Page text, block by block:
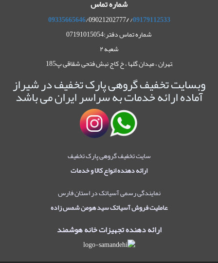
شماره تماس
09179112533
/
/
09335665646/09021202777
شماره تماس دفتر:07191015054
شعبه ۲
,تهران ، میدان گلها ، خ کاج نبش فتحی شقاقی پ185
وبسایت تخفیف گروهی پارک تخفیف در شیراز
آماده ارائه خدمات به سراسر ایران می باشد
سایت تخفیف گروهی پارک تخفیف
ارائه دهنده انواع کالا و خدمات
نمایندگی رسمی آسیاتک در استان فارس
عاملیت فروش آسیاتک سید هومن شمس زاده
ارائه دهنده تجهیزات خانه هوشمند